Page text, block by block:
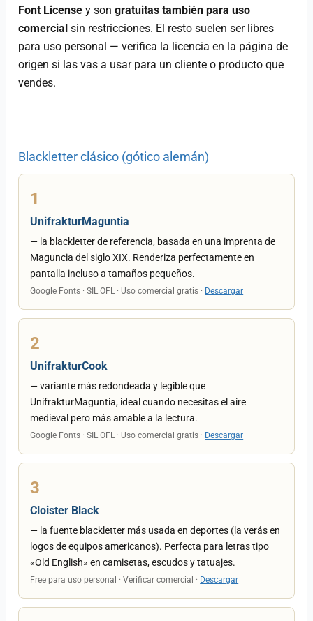
Font License y songratuitas también para uso
comercial sin restricciones. El resto suelen ser libres
para uso personal — verifica la licencia en la página de
origen si las vas a usar para un cliente o producto que
vendes.
Blackletter clásico (gótico alemán)
1
UnifrakturMaguntia
— la blackletter de referencia, basada en una imprenta de
Maguncia del siglo XIX. Renderiza perfectamente en
pantalla incluso a tamaños pequeños.
Google Fonts · SIL OFL · Uso comercial gratis · Descargar
2
UnifrakturCook
— variante más redondeada y legible que
UnifrakturMaguntia, ideal cuando necesitas el aire
medieval pero más amable a la lectura.
Google Fonts · SIL OFL · Uso comercial gratis · Descargar
3
Cloister Black
— la fuente blackletter más usada en deportes (la verás en
logos de equipos americanos). Perfecta para letras tipo
«Old English» en camisetas, escudos y tatuajes.
Free para uso personal · Verificar comercial · Descargar